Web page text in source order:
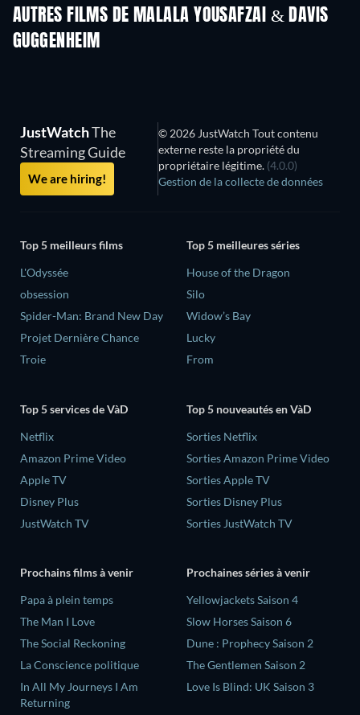
AUTRES FILMS DE MALALA YOUSAFZAI & DAVIS
GUGGENHEIM
JustWatchThe
Streaming Guide
We are hiring!
© 2026 JustWatch Tout contenu
externe reste la propriété du
propriétaire légitime. (4.0.0)
Gestion de la collecte de données
Top 5 meilleurs films
L'Odyssée
obsession
Spider-Man: Brand New Day
Projet Dernière Chance
Troie
Top 5 meilleures séries
House of the Dragon
Silo
Widow’s Bay
Lucky
From
Top 5 services de VàD
Netflix
Amazon Prime Video
Apple TV
Disney Plus
JustWatch TV
Top 5 nouveautés en VàD
Sorties Netflix
Sorties Amazon Prime Video
Sorties Apple TV
Sorties Disney Plus
Sorties JustWatch TV
Prochains films à venir
‎Papa à plein temps
The Man I Love
The Social Reckoning
La Conscience politique
In All My Journeys I Am
Returning
Prochaines séries à venir
Yellowjackets Saison 4
Slow Horses Saison 6
Dune : Prophecy Saison 2
The Gentlemen Saison 2
Love Is Blind: UK Saison 3